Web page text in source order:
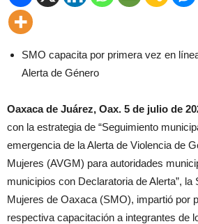
SMO capacita por primera vez en
Alerta de Género
Oaxaca de Juárez, Oax. 5 de julio de
con la estrategia de “Seguimiento
emergencia de la Alerta de Violencia de
Mujeres (AVGM) para autoridades
municipios con Declaratoria de Alerta”, la
Mujeres de Oaxaca (SMO), impartió por
respectiva capacitación a integrantes de